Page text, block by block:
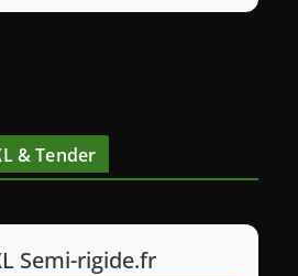
& Tender
Semi-rigide.fr